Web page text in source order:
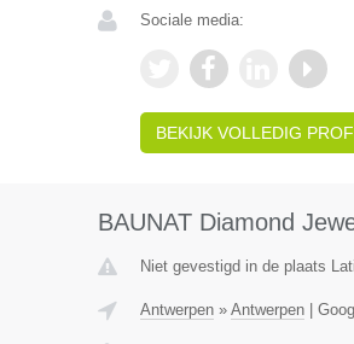
Sociale media:
BEKIJK VOLLEDIG
BAUNAT Diamond
Niet gevestigd in de plaats
Antwerpen» Antwerpen|